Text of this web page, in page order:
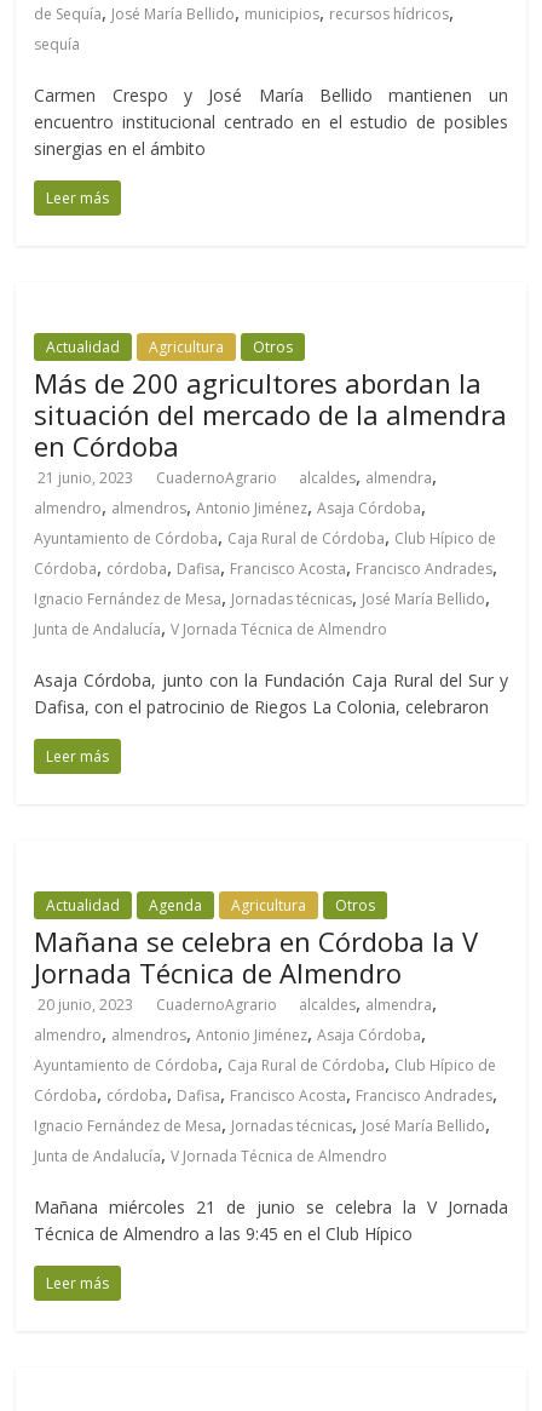
de Sequía, José María Bellido, municipios, recursos hídricos,
sequía
Carmen Crespo y José María Bellido mantienen un
encuentro institucional centrado en el estudio de posibles
sinergias en el ámbito
Leer más
Actualidad Agricultura Otros
Más de 200 agricultores abordan la
situación del mercado de la almendra
en Córdoba
21 junio, 2023 CuadernoAgrario alcaldes, almendra,
almendro, almendros,Antonio Jiménez,Asaja Córdoba,
Ayuntamiento de Córdoba, Caja Rural de Córdoba, Club Hípico de
Córdoba, córdoba, Dafisa, Francisco Acosta, Francisco Andrades,
Ignacio Fernández de Mesa, Jornadas técnicas, José María Bellido,
Junta de Andalucía,V Jornada Técnica de Almendro
Asaja Córdoba, junto con la Fundación Caja Rural del Sur y
Dafisa, con el patrocinio de Riegos La Colonia, celebraron
Leer más
Actualidad Agenda Agricultura Otros
Mañana se celebra en Córdoba la V
Jornada Técnica de Almendro
20 junio, 2023 CuadernoAgrario alcaldes, almendra,
almendro, almendros,Antonio Jiménez,Asaja Córdoba,
Ayuntamiento de Córdoba, Caja Rural de Córdoba, Club Hípico de
Córdoba, córdoba, Dafisa, Francisco Acosta, Francisco Andrades,
Ignacio Fernández de Mesa, Jornadas técnicas, José María Bellido,
Junta de Andalucía,V Jornada Técnica de Almendro
Mañana miércoles 21 de junio se celebra la V Jornada
Técnica de Almendro a las 9:45 en el Club Hípico
Leer más